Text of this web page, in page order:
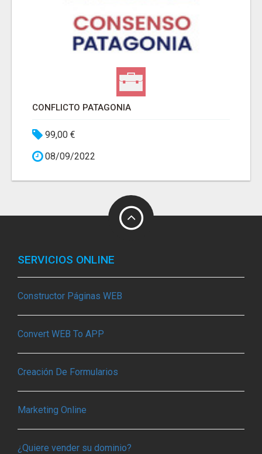
CONFLICTO PATAGONIA
99,00 €
08/09/2022
SERVICIOS ONLINE
Constructor Páginas WEB
Convert WEB To APP
Creación De Formularios
Marketing Online
¿Quiere vender su dominio?